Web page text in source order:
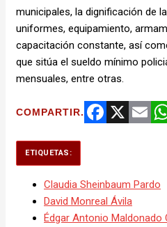
municipales, la dignificación de
uniformes, equipamiento,
capacitación constante, así
que sitúa el sueldo mínimo
mensuales, entre otras.
COMPARTIR.
ETIQUETAS:
Claudia Sheinbaum Pardo
David Monreal Ávila
Édgar Antonio Maldonado